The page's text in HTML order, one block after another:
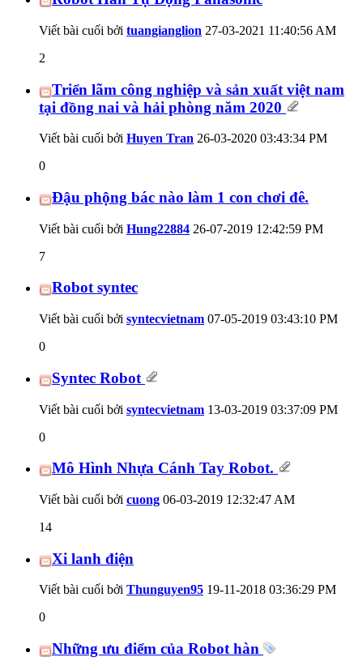
Viết bài cuối bởi tuangianglion 27-03-2021 11:40:56 AM
2
Triển lãm công nghiệp và sản xuất việt nam
tại đồng nai và hải phòng năm 2020
Viết bài cuối bởi Huyen Tran 26-03-2020 03:43:34 PM
0
Đậu phộng bác nào làm 1 con chơi đê.
Viết bài cuối bởi Hung22884 26-07-2019 12:42:59 PM
7
Robot syntec
Viết bài cuối bởi syntecvietnam 07-05-2019 03:43:10 PM
0
Syntec Robot
Viết bài cuối bởi syntecvietnam 13-03-2019 03:37:09 PM
0
Mô Hình Nhựa Cánh Tay Robot.
Viết bài cuối bởi cuong 06-03-2019 12:32:47 AM
14
Xi lanh điện
Viết bài cuối bởi Thunguyen95 19-11-2018 03:36:29 PM
0
Những ưu điểm của Robot hàn